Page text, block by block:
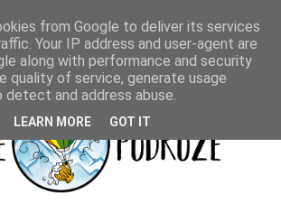
from Google to deliver its services
Your IP address and user-agent are
along with performance and security
quality of service, generate usage
and address abuse.
LEARN MORE GOT IT